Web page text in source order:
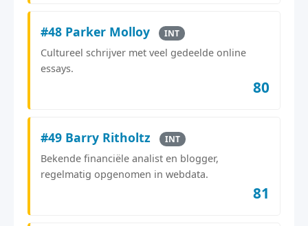
#48 Parker Molloy INT
Cultureel schrijver met veel gedeelde online
essays.
80
#49 Barry Ritholtz INT
Bekende financiële analist en blogger,
regelmatig opgenomen in webdata.
81